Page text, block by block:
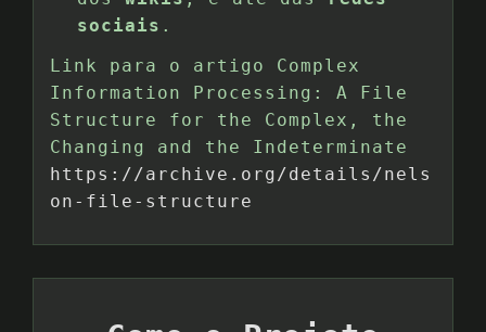
sociais .
Link para o artigo Complex
Information Processing: A File
Structure for the Complex, the
Changing and the Indeterminate
https://archive.org/details/nels
on-file-structure